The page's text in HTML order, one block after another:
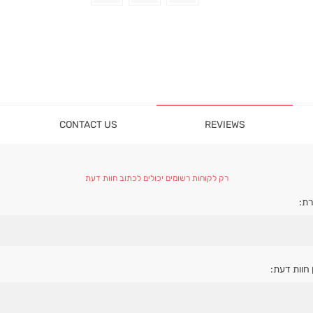
REVIEWS
CONTACT US
רק לקוחות רשומים יכולים לכתוב חוות דעת
חוות דעת: